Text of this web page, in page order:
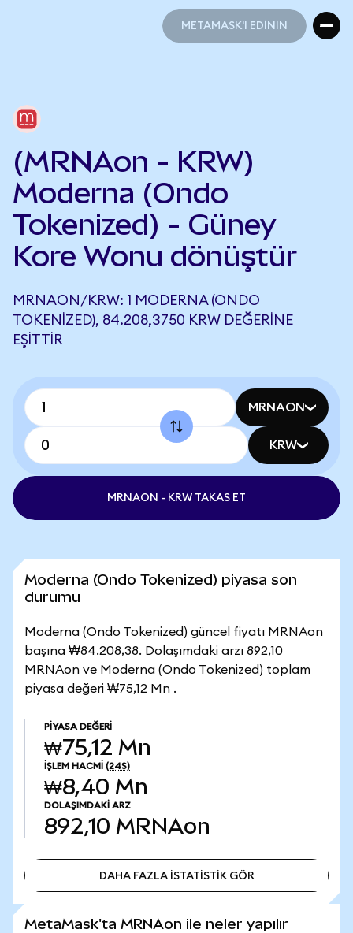
METAMASK'I EDİNİN
(MRNAon - KRW)
Moderna (Ondo
Tokenized) - Güney
Kore Wonu dönüştür
MRNAON/KRW: 1 MODERNA (ONDO
TOKENIZED), 84.208,3750 KRW DEĞERINE
EŞITTIR
MRNAON
KRW
MRNAON - KRW TAKAS ET
Moderna (Ondo Tokenized) piyasa son
durumu
Moderna (Ondo Tokenized) güncel fiyatı MRNAon
başına ₩84.208,38. Dolaşımdaki arzı 892,10
MRNAon ve Moderna (Ondo Tokenized) toplam
piyasa değeri ₩75,12 Mn .
PIYASA DEĞERI
₩75,12 Mn
İŞLEM HACMI (24S)
₩8,40 Mn
DOLAŞIMDAKI ARZ
892,10 MRNAon
DAHA FAZLA İSTATİSTİK GÖR
MetaMask'ta MRNAon ile neler yapılır